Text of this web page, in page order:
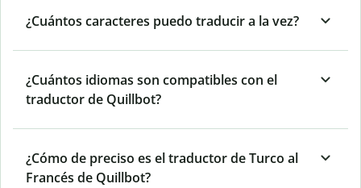
¿Cuántos caracteres puedo traducir a la vez?
¿Cuántos idiomas son compatibles con el
traductor de Quillbot?
¿Cómo de preciso es el traductor de Turco al
Francés de Quillbot?